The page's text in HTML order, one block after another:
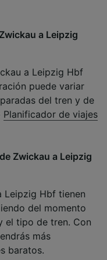
a Leipzig
a Leipzig Hbf
puede variar
del tren y de
Planificador de viajes
Zwickau a Leipzig
Leipzig Hbf tienen
del momento
el tipo de tren. Con
más
baratos.